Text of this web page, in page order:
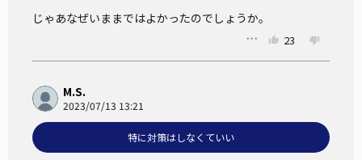
じゃあなぜいままではよかったのでしょうか。
23
M.S.
2023/07/13 13:21
特に対策はしなくていい